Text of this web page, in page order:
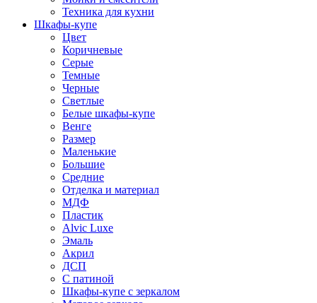
Техника для кухни
Шкафы-купе
Цвет
Коричневые
Серые
Темные
Черные
Светлые
Белые шкафы-купе
Венге
Размер
Маленькие
Большие
Средние
Отделка и материал
МДФ
Пластик
Alvic Luxe
Эмаль
Акрил
ДСП
С патиной
Шкафы-купе с зеркалом